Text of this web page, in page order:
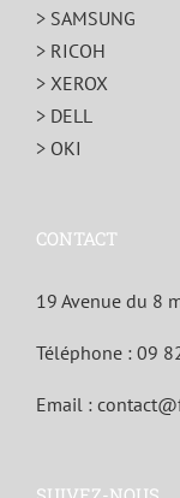
> SAMSUNG
> RICOH
> XEROX
> DELL
> OKI
CONTACT
19 Avenue du 8
Téléphone : 09
Email :